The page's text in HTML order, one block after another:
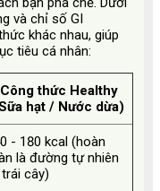
và chỉ số GI
khác nhau, giúp
tiêu cá nhân:
Công thức Healthy
hạt / Nước dừa)
- 180 kcal (hoàn
là đường tự nhiên
cây)